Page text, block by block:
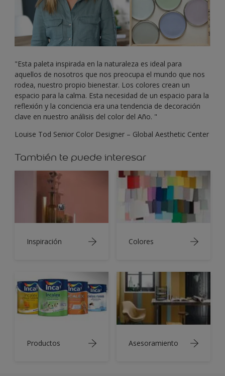
"Esta paleta inspirada en la naturaleza es ideal para
aquellos de nosotros que nos preocupa el mundo que nos
rodea, nuestro propio bienestar. Los colores crean un
espacio para la calma. Esta necesidad de un espacio para la
reflexión y la conciencia era una tendencia de decoración
clave en nuestro análisis del color del Año. "
Louise Tod Senior Color Designer – Global Aesthetic Center
También te puede interesar
Inspiración Colores
Productos Asesoramiento